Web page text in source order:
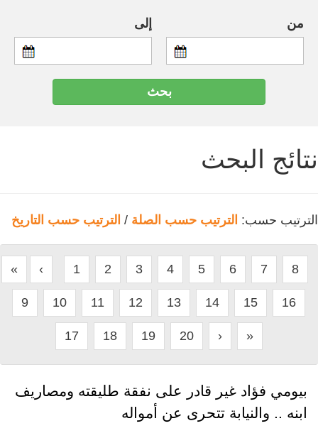
من إلى
نتائج البحث
الترتيب حسب: الترتيب حسب الصلة / الترتيب حسب التاريخ
« ‹ 1 2 3 4 5 6 7 8
9 10 11 12 13 14 15 16
17 18 19 20 › »
بيومي فؤاد غير قادر على نفقة طليقته ومصاريف
ابنه .. والنيابة تتحرى عن أمواله